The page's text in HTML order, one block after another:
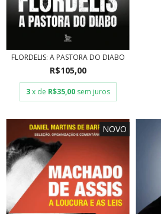
FLORDELIS: A PASTORA DO DIABO
R$105,00
3 x de R$35,00 sem juros
NOVO